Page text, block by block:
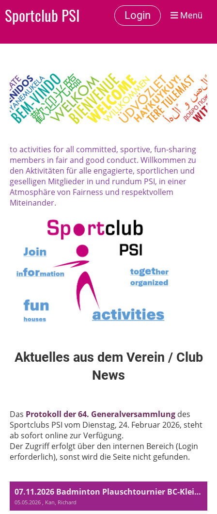
Sportclub PSI Login Menü
to activities for all committed, sportive, fun-sharing
members in fair and good conduct. Willkommen zu
den Aktivitäten für alle engagierte, sportlichen und
geselligen Mitglieder in und rundum PSI, in einer
Atmosphäre von Fairness und respektvollem
Miteinander.
Join
Information
Houses
Activities
Together
Organized
Aktuelles aus dem Verein / Club
News
Das Protokoll der 64. Generalversammlung des
Sportclubs PSI vom Dienstag, 24. Februar 2026, steht
ab sofort online zur Verfügung.
Der Zugriff erfolgt über den internen Bereich (Login
erforderlich), sonst wird die Seite nicht gefunden.
07.11.2026 Badminton Plauschtournier BC-Kleindöttingen
05.05.2026 , Kan, Richard